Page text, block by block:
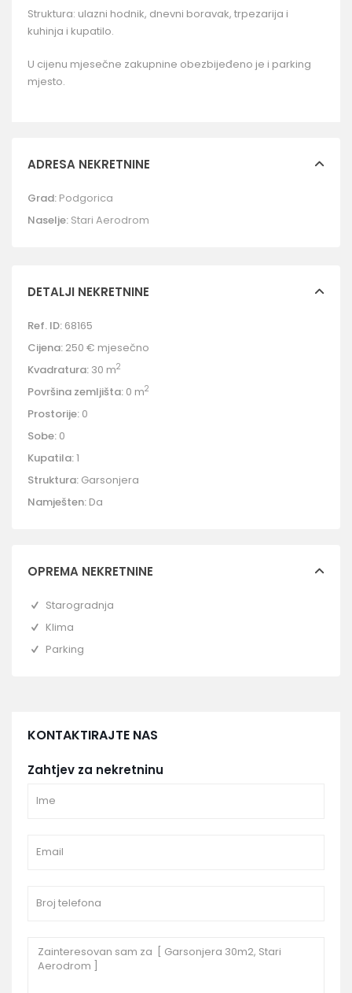
Struktura: ulazni hodnik, dnevni boravak, trpezarija i
kuhinja i kupatilo.
U cijenu mjesečne zakupnine obezbijeđeno je i parking
mjesto.
ADRESA NEKRETNINE
Grad: Podgorica
Naselje: Stari Aerodrom
DETALJI NEKRETNINE
Ref. ID: 68165
Cijena: 250 € mjesečno
Kvadratura: 30 m2
Površina zemljišta: 0 m2
Prostorije: 0
Sobe: 0
Kupatila:1
Struktura: Garsonjera
Namješten: Da
OPREMA NEKRETNINE
Starogradnja
Klima
Parking
KONTAKTIRAJTE NAS
Zahtjev za nekretninu